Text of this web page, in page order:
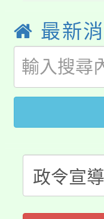
局官
8月
開!
115
田徑
桃園
視費
半價
者。
大園
份教
大溪
份教
淨零
115
最新